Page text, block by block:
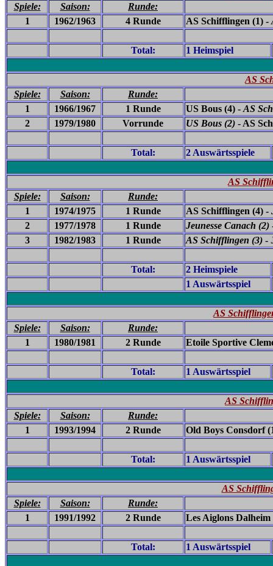
Spiele:
Saison:
Runde:
1
1962/1963 4 Runde AS Schifflingen (1) -
Total: 1 Heimspiel
AS
Spiele:
Saison:
Runde:
1
1966/1967 1 Runde US Bous (4) - AS
2
1979/1980 Vorrunde US Bous (2) - AS
Total: 2 Auswärtsspiele
AS
Spiele:
Saison:
Runde:
1
1974/1975 1 Runde AS Schifflingen (4) -
2
1977/1978 1 Runde Jeunesse Canach (2)
3
1982/1983 1 Runde AS Schifflingen (3) -
Total:
2 Heimspiele
1 Auswärtsspiel
AS
Spiele:
Saison:
Runde:
1
1980/1981 2 Runde Etoile Sportive
Total: 1 Auswärtsspiel
AS
Spiele:
Saison:
Runde:
1
1993/1994 2 Runde Old Boys Consdorf
Total: 1 Auswärtsspiel
AS
Spiele:
Saison:
Runde:
1
1991/1992 2 Runde Les Aiglons
Total: 1 Auswärtsspiel